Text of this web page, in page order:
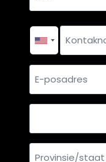
Kontaknommer
posadres
Provinsie/staat